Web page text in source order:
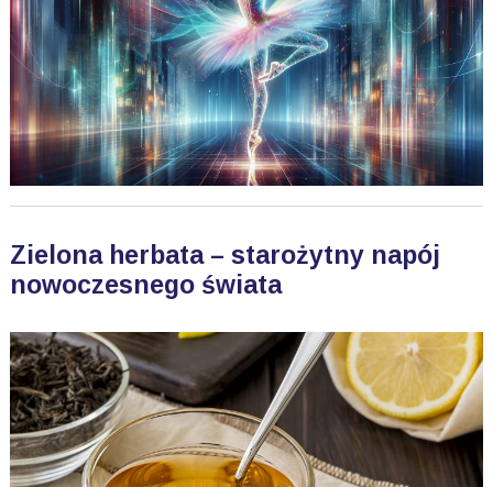
Zielona herbata – starożytny napój
nowoczesnego świata